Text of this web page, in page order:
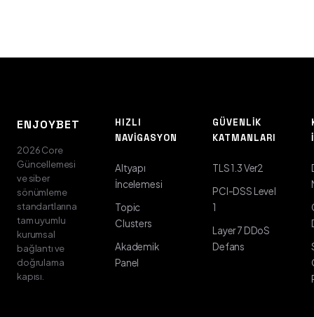
ENJOYBET
2026 Core
Güncellemesi
ve siber
sönümleme
standartlarına
tam uyumlu
kurumsal
bağlantı ve
doğrulama
kapısı.
HIZLI
NAVIGASYON
Altyapı
İncelemesi
Topic
Clusters
Akademik
Panel
GÜVENLIK
KATMANLARI
TLS 1.3 Ver2
PCI-DSS Level
1
Layer 7 DDoS
Defans